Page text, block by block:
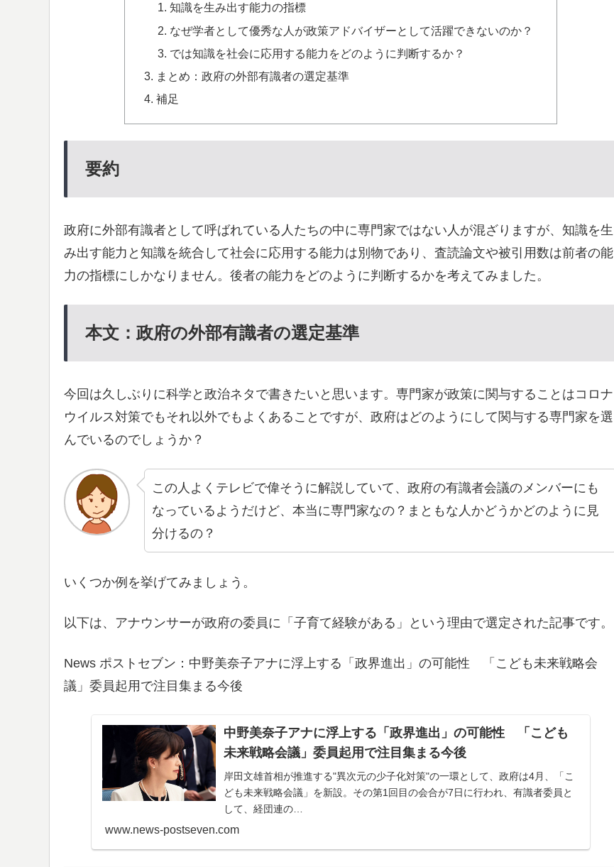
知識を生み出す能力の指標
なぜ学者として優秀な人が政策アドバイザーとして活躍できないのか？
では知識を社会に応用する能力をどのように判断するか？
まとめ：政府の外部有識者の選定基準
補足
要約
政府に外部有識者として呼ばれている人たちの中に専門家ではない人が混ざりますが、知識を生
み出す能力と知識を統合して社会に応用する能力は別物であり、査読論文や被引用数は前者の能
力の指標にしかなりません。後者の能力をどのように判断するかを考えてみました。
本文：政府の外部有識者の選定基準
今回は久しぶりに科学と政治ネタで書きたいと思います。専門家が政策に関与することはコロナ
ウイルス対策でもそれ以外でもよくあることですが、政府はどのようにして関与する専門家を選
んでいるのでしょうか？
この人よくテレビで偉そうに解説していて、政府の有識者会議のメンバーにも
なっているようだけど、本当に専門家なの？まともな人かどうかどのように見
分けるの？
いくつか例を挙げてみましょう。
以下は、アナウンサーが政府の委員に「子育て経験がある」という理由で選定された記事です。
News ポストセブン：中野美奈子アナに浮上する「政界進出」の可能性 「こども未来戦略会
議」委員起用で注目集まる今後
中野美奈子アナに浮上する「政界進出」の可能性 「こども
未来戦略会議」委員起用で注目集まる今後
岸田文雄首相が推進する"異次元の少子化対策"の一環として、政府は4月、「こ
ども未来戦略会議」を新設。その第1回目の会合が7日に行われ、有識者委員と
して、経団連の…
www.news-postseven.com